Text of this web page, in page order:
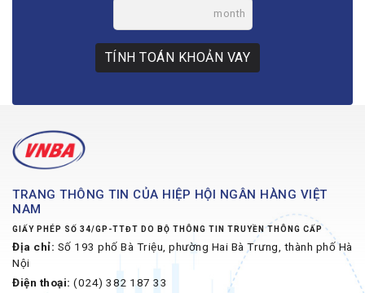
month
TÍNH TOÁN KHOẢN VAY
TRANG THÔNG TIN CỦA HIỆP HỘI NGÂN HÀNG VIỆT
NAM
GIẤY PHÉP SỐ 34/GP-TTĐT DO BỘ THÔNG TIN TRUYỀN THÔNG CẤP
Địa chỉ: Số 193 phố Bà Triệu, phường Hai Bà Trưng, thành phố Hà
Nội
Điện thoại: (024) 382 187 33